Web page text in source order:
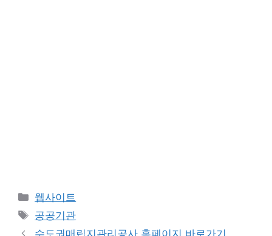
카
테
웹사이트
태
그
공공기관